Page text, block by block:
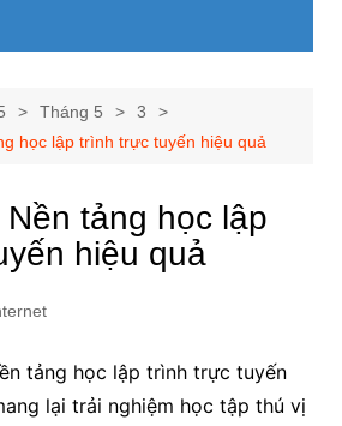
Tháng 5
3
học lập trình trực tuyến hiệu quả
tảng học lập
hiệu quả
tảng học lập trình trực tuyến
lại trải nghiệm học tập thú vị